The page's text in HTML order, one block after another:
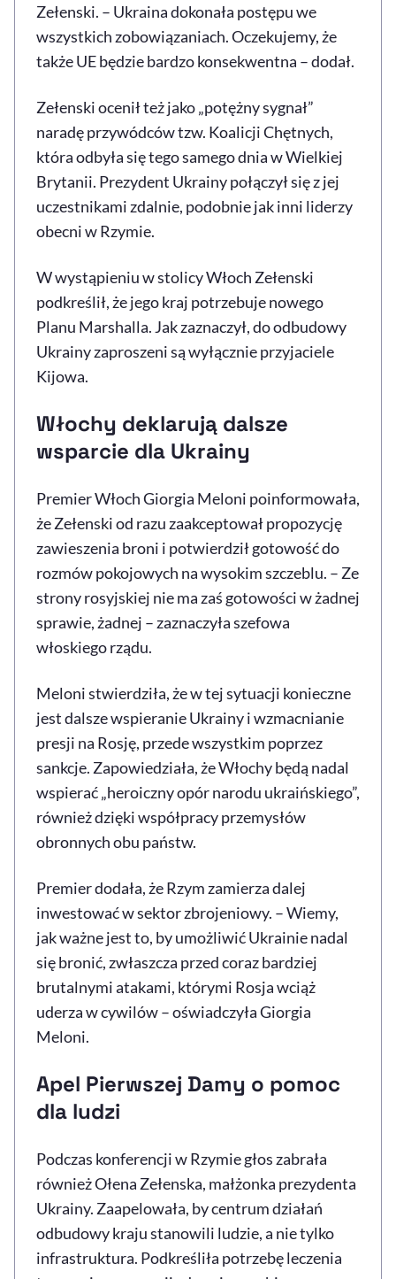
Zełenski. – Ukraina dokonała postępu we
wszystkich zobowiązaniach. Oczekujemy, że
także UE będzie bardzo konsekwentna – dodał.
Zełenski ocenił też jako „potężny sygnał”
naradę przywódców tzw. Koalicji Chętnych,
która odbyła się tego samego dnia w Wielkiej
Brytanii. Prezydent Ukrainy połączył się z jej
uczestnikami zdalnie, podobnie jak inni liderzy
obecni w Rzymie.
W wystąpieniu w stolicy Włoch Zełenski
podkreślił, że jego kraj potrzebuje nowego
Planu Marshalla. Jak zaznaczył, do odbudowy
Ukrainy zaproszeni są wyłącznie przyjaciele
Kijowa.
Włochy deklarują dalsze
wsparcie dla Ukrainy
Premier Włoch Giorgia Meloni poinformowała,
że Zełenski od razu zaakceptował propozycję
zawieszenia broni i potwierdził gotowość do
rozmów pokojowych na wysokim szczeblu. – Ze
strony rosyjskiej nie ma zaś gotowości w żadnej
sprawie, żadnej – zaznaczyła szefowa
włoskiego rządu.
Meloni stwierdziła, że w tej sytuacji konieczne
jest dalsze wspieranie Ukrainy i wzmacnianie
presji na Rosję, przede wszystkim poprzez
sankcje. Zapowiedziała, że Włochy będą nadal
wspierać „heroiczny opór narodu ukraińskiego”,
również dzięki współpracy przemysłów
obronnych obu państw.
Premier dodała, że Rzym zamierza dalej
inwestować w sektor zbrojeniowy. – Wiemy,
jak ważne jest to, by umożliwić Ukrainie nadal
się bronić, zwłaszcza przed coraz bardziej
brutalnymi atakami, którymi Rosja wciąż
uderza w cywilów – oświadczyła Giorgia
Meloni.
Apel Pierwszej Damy o pomoc
dla ludzi
Podczas konferencji w Rzymie głos zabrała
również Ołena Zełenska, małżonka prezydenta
Ukrainy. Zaapelowała, by centrum działań
odbudowy kraju stanowili ludzie, a nie tylko
infrastruktura. Podkreśliła potrzebę leczenia